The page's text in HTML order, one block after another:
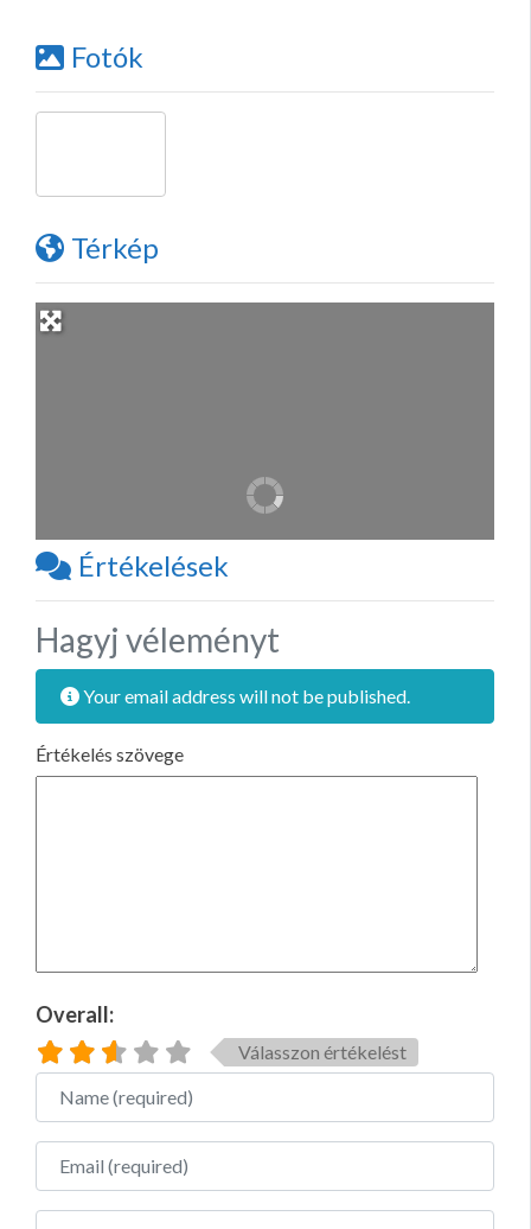
Fotók
Térkép
Értékelések
Hagyj véleményt
Your email address will not be published.
Értékelés szövege
Overall:
Válasszon értékelést
Name
Email
Website